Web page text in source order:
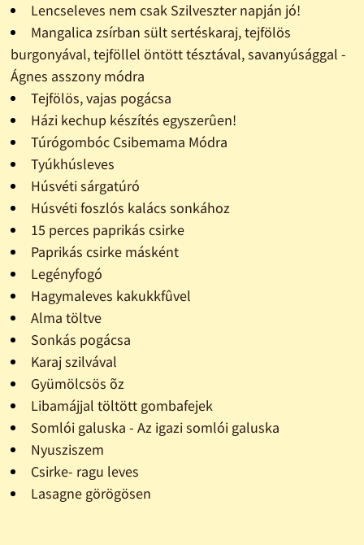
Lencseleves nem csak Szilveszter napján jó!
Mangalica zsírban sült sertéskaraj, tejfölös
burgonyával, tejföllel öntött tésztával, savanyúsággal -
Ágnes asszony módra
Tejfölös, vajas pogácsa
Házi kechup készítés egyszerûen!
Túrógombóc Csibemama Módra
Tyúkhúsleves
Húsvéti sárgatúró
Húsvéti foszlós kalács sonkához
15 perces paprikás csirke
Paprikás csirke másként
Legényfogó
Hagymaleves kakukkfûvel
Alma töltve
Sonkás pogácsa
Karaj szilvával
Gyümölcsös õz
Libamájjal töltött gombafejek
Somlói galuska - Az igazi somlói galuska
Nyusziszem
Csirke- ragu leves
Lasagne görögösen